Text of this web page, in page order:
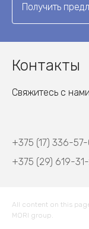
Получить
Контакты
Свяжитесь с
+375 (17) 336-
+375 (29) 619-
All content on this
MORI group.